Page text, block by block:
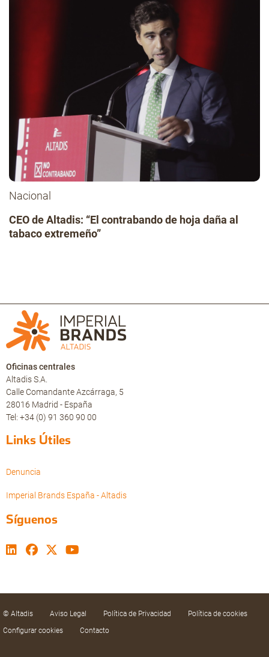
Nacional
CEO de Altadis: “El contrabando de hoja daña al
tabaco extremeño”
Oficinas centrales
Altadis S.A.
Calle Comandante Azcárraga, 5
28016 Madrid - España
Tel: +34 (0) 91 360 90 00
Links Útiles
Denuncia
Imperial Brands España - Altadis
Síguenos
© Altadis Aviso Legal Política de Privacidad
Política de cookies
Configurar cookies
Contacto